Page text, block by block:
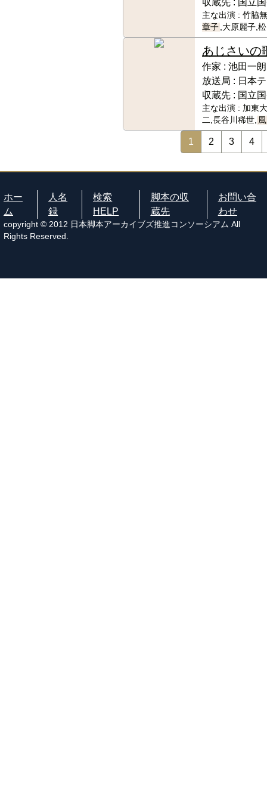
主な出演 : 竹脇
章子 ,大原麗子,
あじさいの
作家 : 池田一朗
放送局 : 日本
収蔵先 : 国立
主な出演 : 加東
二,長谷川稀世,
1 2 3 4
ホー
ム
人名
録
検索
HELP
脚本の収
蔵先
お問い合
わせ
copyright © 2012 日本脚本アーカイブズ推進コンソーシアム All
Rights Reserved.